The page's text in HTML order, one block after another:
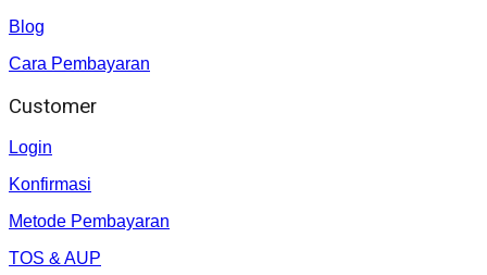
Blog
Cara Pembayaran
Customer
Login
Konfirmasi
Metode Pembayaran
TOS & AUP